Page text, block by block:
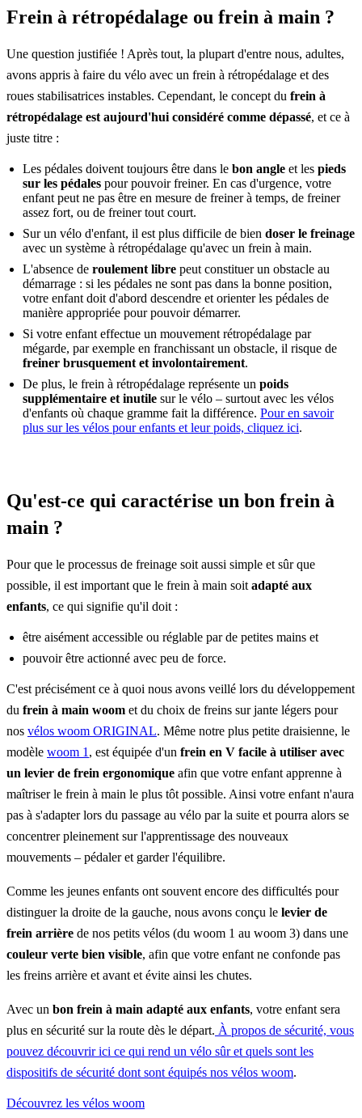
Frein à rétropédalage ou frein à main ?
Une question justifiée ! Après tout, la plupart d'entre nous, adultes,
avons appris à faire du vélo avec un frein à rétropédalage et des
roues stabilisatrices instables. Cependant, le concept du frein à
rétropédalage est aujourd'hui considéré comme dépassé, et ce à
juste titre :
Les pédales doivent toujours être dans le bon angle et les pieds
sur les pédales pour pouvoir freiner. En cas d'urgence, votre
enfant peut ne pas être en mesure de freiner à temps, de freiner
assez fort, ou de freiner tout court.
Sur un vélo d'enfant, il est plus difficile de bien doser le freinage
avec un système à rétropédalage qu'avec un frein à main.
L'absence de roulement libre peut constituer un obstacle au
démarrage : si les pédales ne sont pas dans la bonne position,
votre enfant doit d'abord descendre et orienter les pédales de
manière appropriée pour pouvoir démarrer.
Si votre enfant effectue un mouvement rétropédalage par
mégarde, par exemple en franchissant un obstacle, il risque de
freiner brusquement et involontairement.
De plus, le frein à rétropédalage représente un poids
supplémentaire et inutile sur le vélo – surtout avec les vélos
d'enfants où chaque gramme fait la différence. Pour en savoir
plus sur les vélos pour enfants et leur poids, cliquez ici.
Qu'est-ce qui caractérise un bon frein à
main ?
Pour que le processus de freinage soit aussi simple et sûr que
possible, il est important que le frein à main soit adapté aux
enfants, ce qui signifie qu'il doit :
être aisément accessible ou réglable par de petites mains et
pouvoir être actionné avec peu de force.
C'est précisément ce à quoi nous avons veillé lors du développement
du frein à main woom et du choix de freins sur jante légers pour
nos vélos woom ORIGINAL. Même notre plus petite draisienne, le
modèle woom 1 , est équipée d'un frein en V facile à utiliser avec
un levier de frein ergonomique afin que votre enfant apprenne à
maîtriser le frein à main le plus tôt possible. Ainsi votre enfant n'aura
pas à s'adapter lors du passage au vélo par la suite et pourra alors se
concentrer pleinement sur l'apprentissage des nouveaux
mouvements – pédaler et garder l'équilibre.
Comme les jeunes enfants ont souvent encore des difficultés pour
distinguer la droite de la gauche, nous avons conçu le levier de
frein arrière de nos petits vélos (du woom 1 au woom 3) dans une
couleur verte bien visible, afin que votre enfant ne confonde pas
les freins arrière et avant et évite ainsi les chutes.
Avec un bon frein à main adapté aux enfants, votre enfant sera
plus en sécurité sur la route dès le départ. À propos de sécurité, vous
pouvez découvrir ici ce qui rend un vélo sûr et quels sont les
dispositifs de sécurité dont sont équipés nos vélos woom.
Découvrez les vélos woom